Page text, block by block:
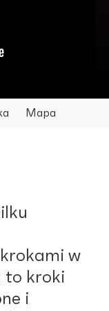
Mapa
w
to kroki
i